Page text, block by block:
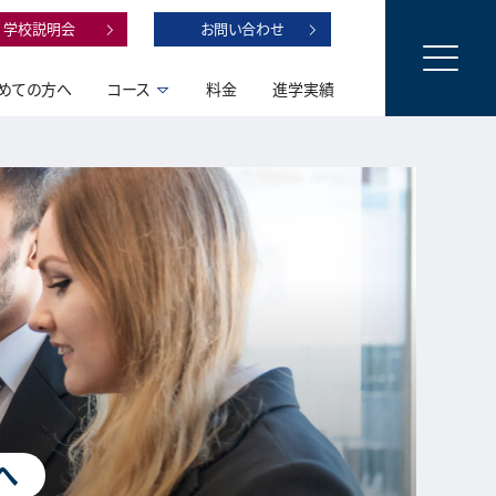
学校説明会 お問い合わせ
ての方へ コース 料金 進学実績